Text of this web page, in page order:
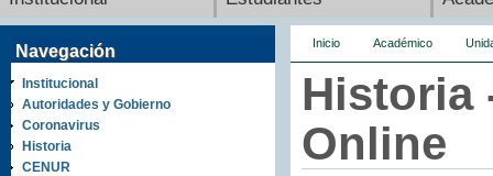
Navegación
Institucional
Autoridades y Gobierno
Coronavirus
Historia
CENUR
Inicio Académico
Historia
Online